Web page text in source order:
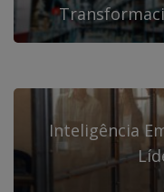
Inteligência